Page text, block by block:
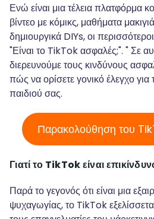
Ενώ είναι μια τέλεια πλατφόρμα
βίντεο με κόμικς, μαθήματα
δημιουργικά DIYs, οι
"Είναι το TikTok ασφαλές;". " Σε
διερευνούμε τους κινδύνους
πώς να ορίσετε γονικό έλεγχο για
παιδιού σας.
Παρακολούθηση του
Γιατί το TikTok είναι
Παρά το γεγονός ότι είναι μια
ψυχαγωγίας, το TikTok